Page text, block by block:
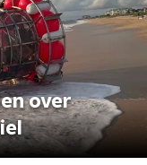
over